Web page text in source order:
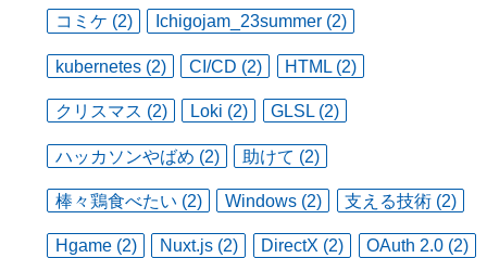
コミケ (2) Ichigojam_23summer (2)
kubernetes (2) CI/CD (2) HTML (2)
クリスマス (2) Loki (2) GLSL (2)
ハッカソンやばめ (2) 助けて (2)
棒々鶏食べたい (2) Windows (2) 支える技術 (2)
Hgame (2) Nuxt.js (2) DirectX (2) OAuth 2.0 (2)